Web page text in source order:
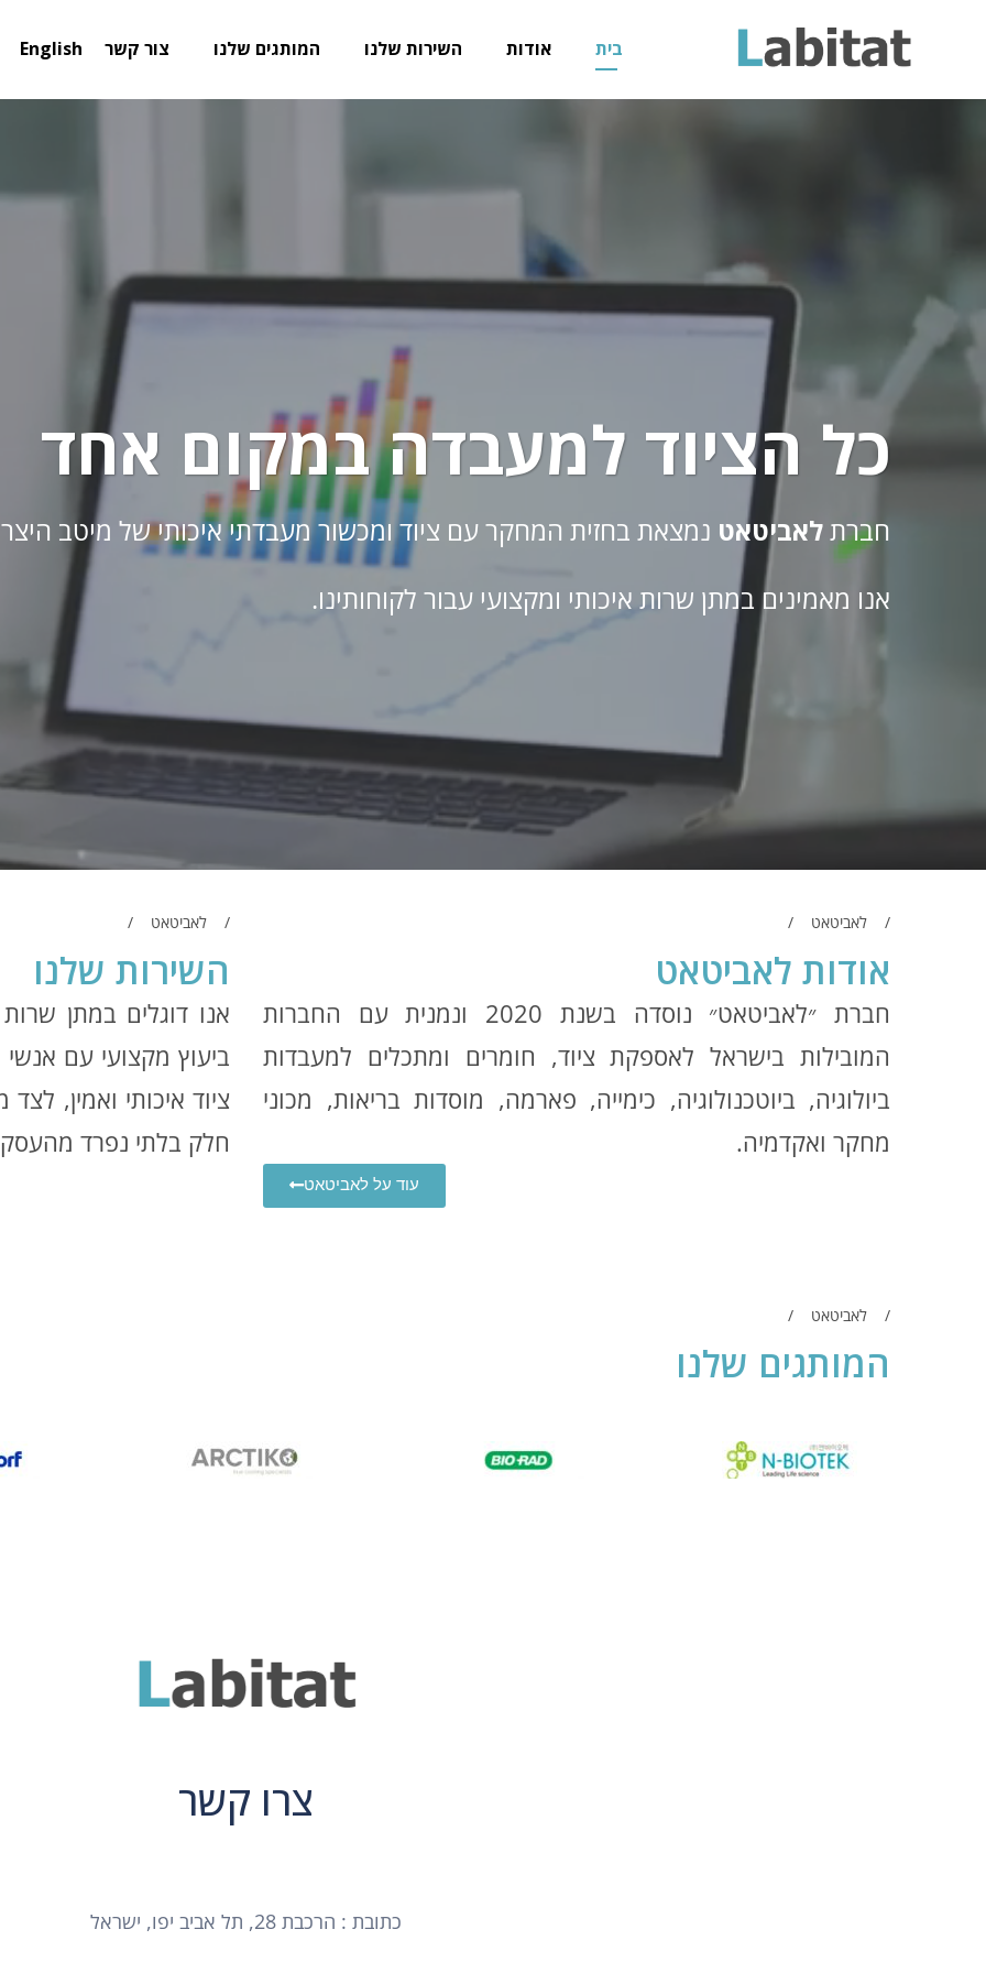
בית אודות השירות שלנו המותגים שלנו צור קשר English
כל הציוד למעבדה במקום אחד
חברתלאביטאט נמצאת בחזית המחקר עם ציוד ומכשור מעבדתי איכותי של מיטב
אנו מאמינים במתן שרות איכותי ומקצועי עבור לקוחותינו.
לאביטאט
השירות שלנו
אנו דוגלים במתן
ביעוץ מקצועי עם
ציוד איכותי ואמין,
חלק בלתי נפרד
לאביטאט
אודות לאביטאט
חברת ״לאביטאט״ נוסדה בשנת 2020 ונמנית עם החברות
המובילות בישראל לאספקת ציוד, חומרים ומתכלים למעבדות
ביולוגיה, ביוטכנולוגיה, כימייה, פארמה, מוסדות בריאות, מכוני
מחקר ואקדמיה.
עוד על לאביטאט
לאביטאט
המותגים שלנו
צרו קשר
כתובת : הרכבת 28, תל אביב יפו, ישראל